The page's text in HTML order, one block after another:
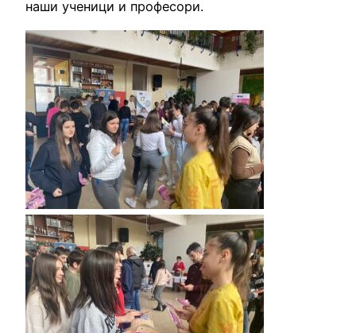
наши ученици и професори.